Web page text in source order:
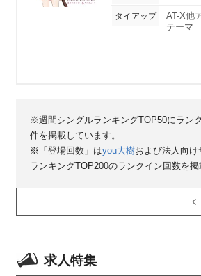
タイアップ
AT-X他
テーマ
※週間シングルランキングTOP50にラン
件を掲載しています。
※「登場回数」はyou大樹および法人向
ランキングTOP200のランクイン回数を
求人特集